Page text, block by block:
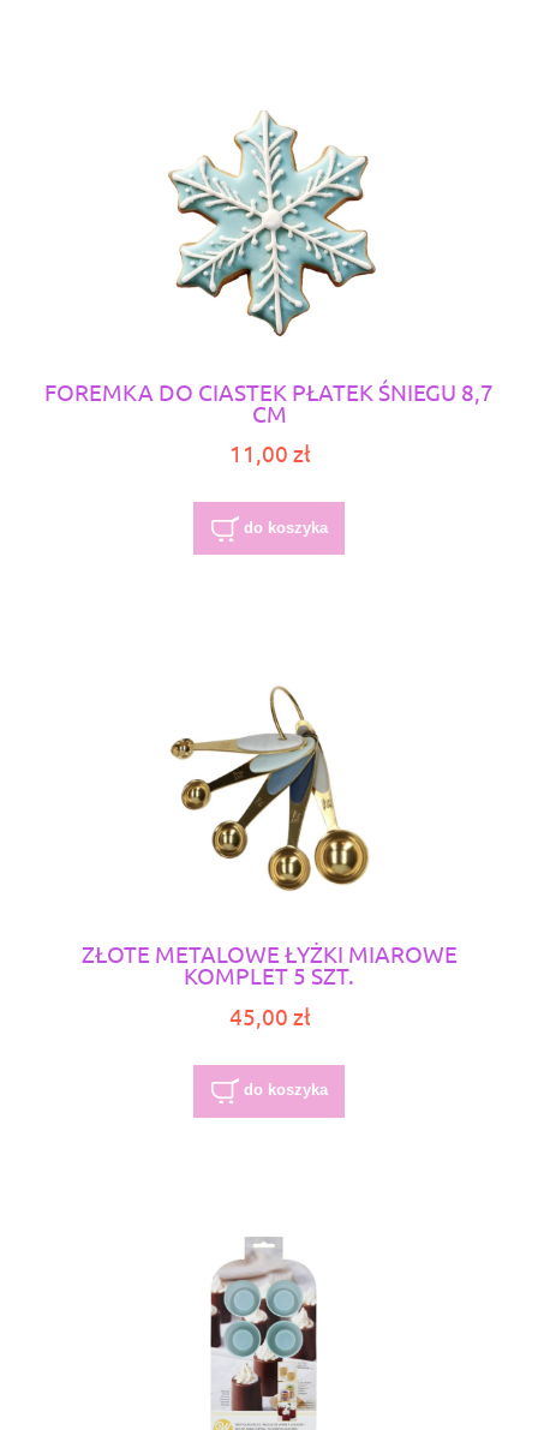
FOREMKA DO CIASTEK PŁATEK ŚNIEGU 8,7
CM
11,00 zł
do koszyka
ZŁOTE METALOWE ŁYŻKI MIAROWE
KOMPLET 5 SZT.
45,00 zł
do koszyka